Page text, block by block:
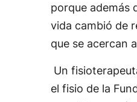
porque además
vida cambió de
que se acercan
Un
el fisio de la